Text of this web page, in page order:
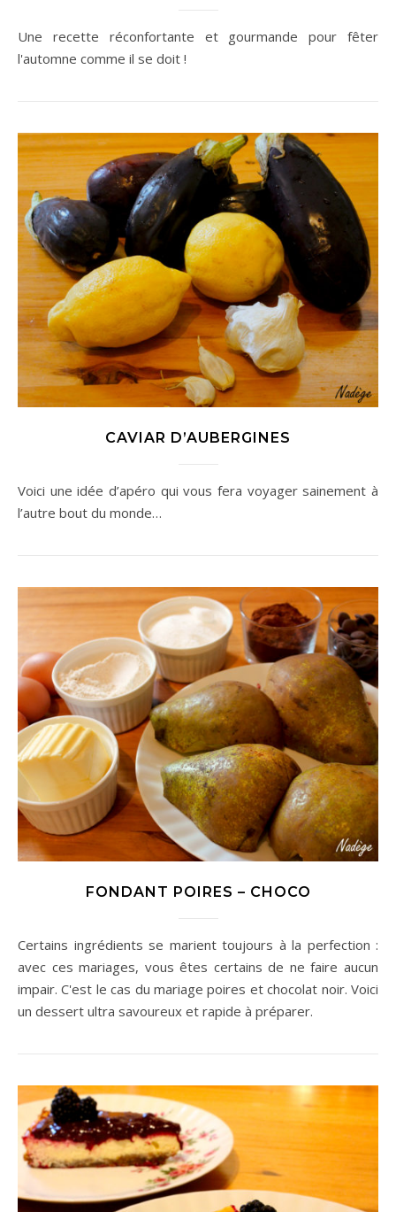
Une recette réconfortante et gourmande pour fêter
l'automne comme il se doit !
CAVIAR D’AUBERGINES
Voici une idée d’apéro qui vous fera voyager sainement à
l’autre bout du monde…
FONDANT POIRES – CHOCO
Certains ingrédients se marient toujours à la perfection :
avec ces mariages, vous êtes certains de ne faire aucun
impair. C'est le cas du mariage poires et chocolat noir. Voici
un dessert ultra savoureux et rapide à préparer.